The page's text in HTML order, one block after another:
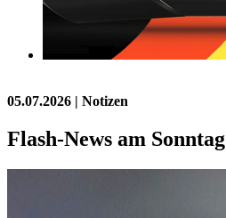
05.07.2026 | Notizen
Flash-News am Sonntag